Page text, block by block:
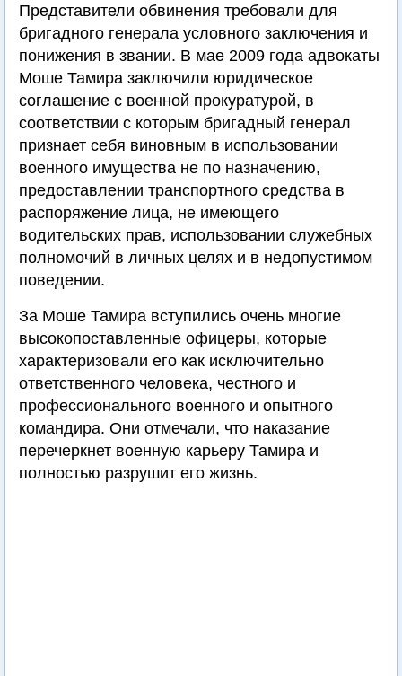
Представители обвинения требовали для
бригадного генерала условного заключения и
понижения в звании. В мае 2009 года адвокаты
Моше Тамира заключили юридическое
соглашение с военной прокуратурой, в
соответствии с которым бригадный генерал
признает себя виновным в использовании
военного имущества не по назначению,
предоставлении транспортного средства в
распоряжение лица, не имеющего
водительских прав, использовании служебных
полномочий в личных целях и в недопустимом
поведении.
За Моше Тамира вступились очень многие
высокопоставленные офицеры, которые
характеризовали его как исключительно
ответственного человека, честного и
профессионального военного и опытного
командира. Они отмечали, что наказание
перечеркнет военную карьеру Тамира и
полностью разрушит его жизнь.